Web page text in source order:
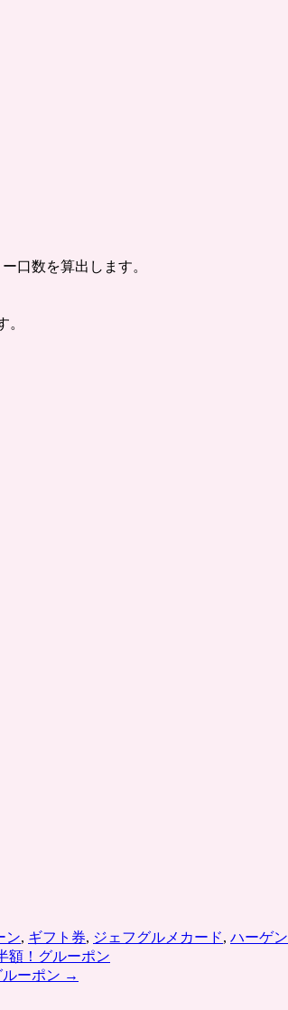
口数を算出します。
ン, ギフト券, ジェフグルメカード, ハーゲ
額！グルーポン
ーポン →